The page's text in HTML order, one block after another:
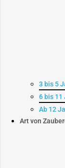
3 bis 5
6 bis 11
Ab 12
Art von